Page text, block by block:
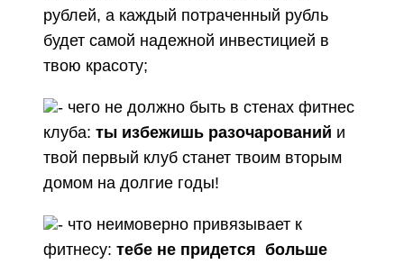
рублей, а каждый потраченный рубль
будет самой надежной инвестицией в
твою красоту;
- чего не должно быть в стенах фитнес
клуба: ты избежишь разочарований и
твой первый клуб станет твоим вторым
домом на долгие годы!
- что неимоверно привязывает к
фитнесу: тебе не придется больше